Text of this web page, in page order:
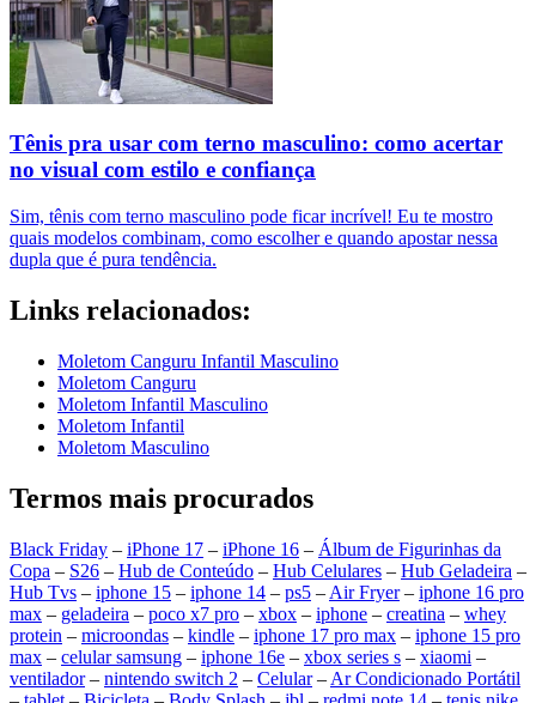
Tênis pra usar com terno masculino: como acertar
no visual com estilo e confiança
Sim, tênis com terno masculino pode ficar incrível! Eu te mostro
quais modelos combinam, como escolher e quando apostar nessa
dupla que é pura tendência.
Links relacionados:
Moletom Canguru Infantil Masculino
Moletom Canguru
Moletom Infantil Masculino
Moletom Infantil
Moletom Masculino
Termos mais procurados
Black Friday – iPhone 17 – iPhone 16 – Álbum de Figurinhas da
Copa – S26 – Hub de Conteúdo – Hub Celulares – Hub Geladeira –
Hub Tvs – iphone 15 – iphone 14 – ps5 – Air Fryer– iphone 16 pro
max – geladeira – poco x7 pro – xbox – iphone – creatina – whey
protein – microondas – kindle – iphone 17 pro max – iphone 15 pro
max – celular samsung – iphone 16e – xbox series s – xiaomi –
ventilador– nintendo switch 2 – Celular– Ar Condicionado Portátil